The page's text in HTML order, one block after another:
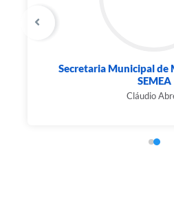
Municipal de Turismo e Comércio